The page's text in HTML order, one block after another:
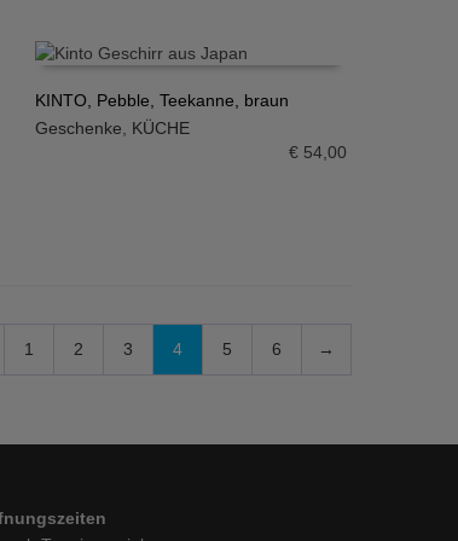
IN DEN WARENKORB
KINTO, Pebble, Teekanne, braun
Geschenke
KÜCHE
€ 54,00
1 2 3 4 5 6 →